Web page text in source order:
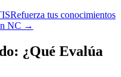
Refuerza tus conocimientos
NC →
¿Qué Evalúa